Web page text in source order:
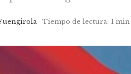
Tiempo de lectura: 1 min